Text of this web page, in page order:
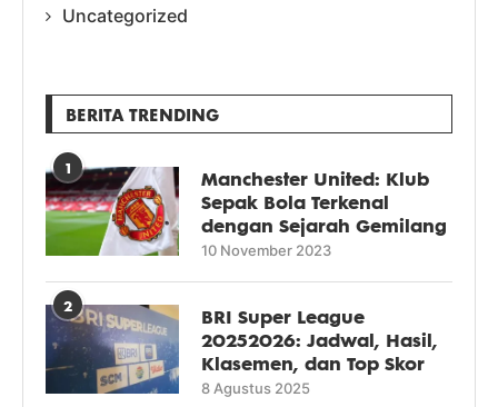
Uncategorized
BERITA TRENDING
1
Manchester United: Klub
Sepak Bola Terkenal
dengan Sejarah Gemilang
10 November 2023
2
BRI Super League
20252026: Jadwal, Hasil,
Klasemen, dan Top Skor
8 Agustus 2025